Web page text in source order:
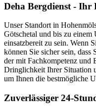
Deha Bergdienst -
Unser Standort in
Götschetal und bis zu
einsatzbereit zu sein. Wenn
können Sie sicher sein, dass
der mit Fachkompetenz und
Dringlichkeit Ihrer Situation
um Ihnen die bestmögliche
Zuverlässiger 24-